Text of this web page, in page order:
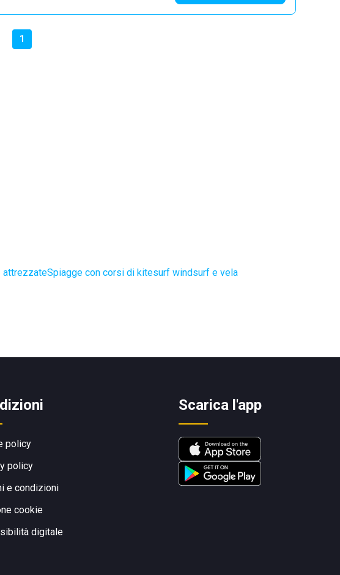
1
attrezzateSpiagge con corsi di kitesurf windsurf e vela
policy
policy
e condizioni
cookie
digitale
Scarica l'app